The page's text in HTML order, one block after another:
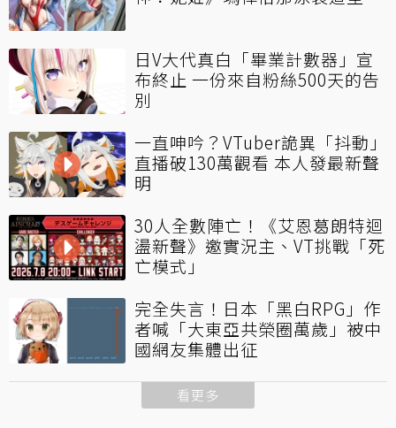
日V大代真白「畢業計數器」宣
布終止 一份來自粉絲500天的告
別
一直呻吟？VTuber詭異「抖動」
直播破130萬觀看 本人發最新聲
明
30人全數陣亡！《艾恩葛朗特迴
盪新聲》邀實況主、VT挑戰「死
亡模式」
完全失言！日本「黑白RPG」作
者喊「大東亞共榮圈萬歲」被中
國網友集體出征
看更多